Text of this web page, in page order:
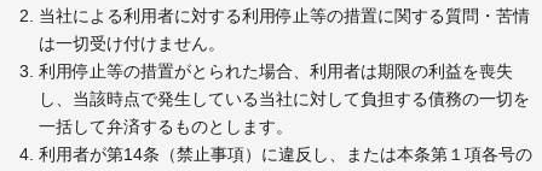
当社による利用者に対する利用停止等の措置に関する質問・苦情
は一切受け付けません。
利用停止等の措置がとられた場合、利用者は期限の利益を喪失
し、当該時点で発生している当社に対して負担する債務の一切を
一括して弁済するものとします。
利用者が第14条（禁止事項）に違反し、または本条第１項各号の